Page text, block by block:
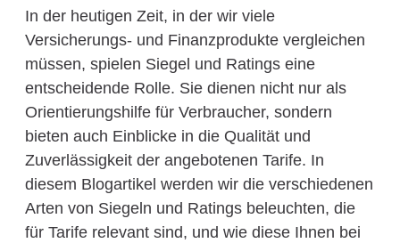
In der heutigen Zeit, in der wir viele
Versicherungs- und Finanzprodukte vergleichen
müssen, spielen Siegel und Ratings eine
entscheidende Rolle. Sie dienen nicht nur als
Orientierungshilfe für Verbraucher, sondern
bieten auch Einblicke in die Qualität und
Zuverlässigkeit der angebotenen Tarife. In
diesem Blogartikel werden wir die verschiedenen
Arten von Siegeln und Ratings beleuchten, die
für Tarife relevant sind, und wie diese Ihnen bei